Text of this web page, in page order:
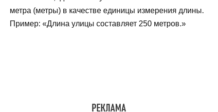
метра (метры) в качестве единицы измерения длины.
Пример: «Длина улицы составляет 250 метров.»